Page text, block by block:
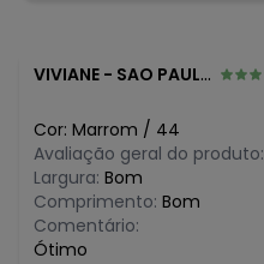
maio/2026
março/2026
fevereiro/2026
VIVIANE - SAO PAULO - SP
Cor: Marrom / 44
Avaliação geral do produto:
Largura: Bom
Comprimento: Bom
Comentário:
Ótimo